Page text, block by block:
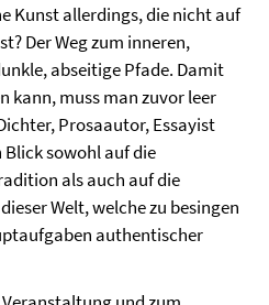
Kunst allerdings, die nicht auf
Der Weg zum inneren,
abseitige Pfade. Damit
kann, muss man zuvor leer
Prosaautor, Essayist
sowohl auf die
als auch auf die
Welt, welche zu besingen
authentischer